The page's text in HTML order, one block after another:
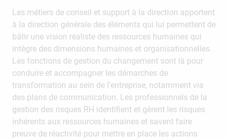
Les métiers de conseil et support à la direction apportent
à la direction générale des éléments qui lui permettent de
bâtir une vision réaliste des ressources humaines qui
intègre des dimensions humaines et organisationnelles.
Les fonctions de gestion du changement sont là pour
conduire et accompagner les démarches de
transformation au sein de l’entreprise, notamment via
des plans de communication. Les professionnels de la
gestion des risques RH identifient et gèrent les risques
inhérents aux ressources humaines et savent faire
preuve de réactivité pour mettre en place les actions